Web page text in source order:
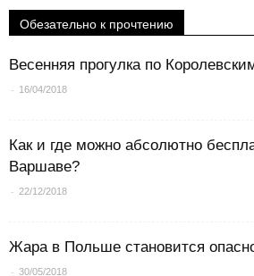
Обезательно к прочтению
Весенняя прогулка по
- 16/04/2018
Как и где можно абсолютно
Варшаве?
- 22/12/2018
Жара в Польше становится
- 30/05/2018